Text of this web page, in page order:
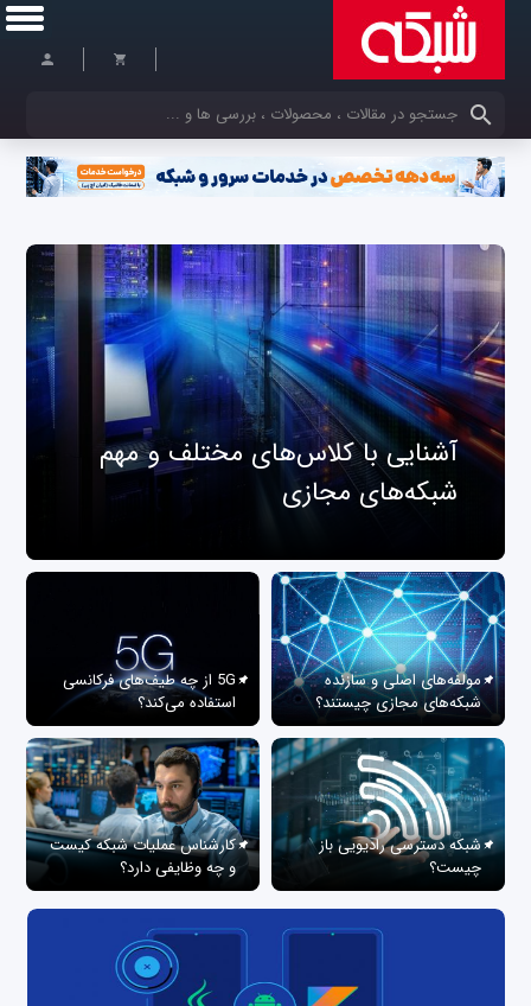
کلمات کلیدی خود را وارد کنید
آشنایی با کلاس‌های مختلف و مهم
شبکه‌های مجازی
مولفه‌های اصلی و سازنده
شبکه‌های مجازی چیستند؟
5G از چه طیف‌های فرکانسی
استفاده می‌کند؟
شبکه دسترسی رادیویی باز
چیست؟
کارشناس عملیات شبکه کیست
و چه وظایفی دارد؟